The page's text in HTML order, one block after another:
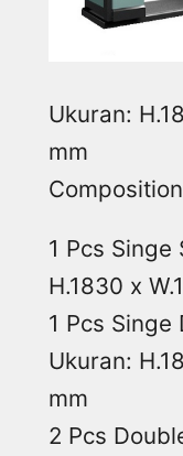
Ukuran:
mm
1 Pcs Singe
H.1830 x
1 Pcs Singe
Ukuran:
mm
2 Pcs